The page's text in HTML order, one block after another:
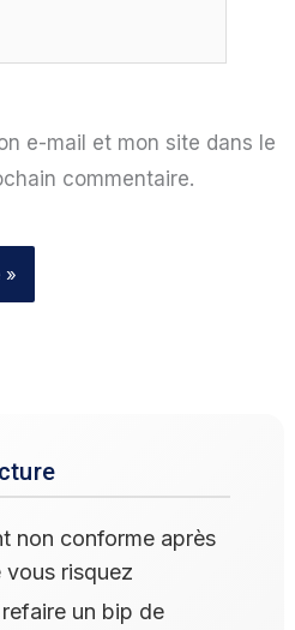
e-mail et mon site dans le
commentaire.
non conforme après
vous risquez
un bip de